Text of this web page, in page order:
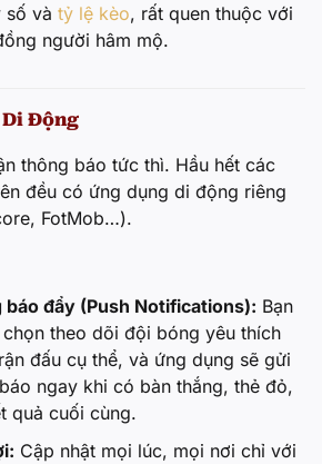
số và tỷ lệ kèo, rất quen thuộc với
người hâm mộ.
Di Động
thông báo tức thì. Hầu hết các
đều có ứng dụng di động riêng
FotMob…).
báo đẩy (Push Notifications): Bạn
theo dõi đội bóng yêu thích
đấu cụ thể, và ứng dụng sẽ gửi
ngay khi có bàn thắng, thẻ đỏ,
quả cuối cùng.
Cập nhật mọi lúc, mọi nơi chỉ với